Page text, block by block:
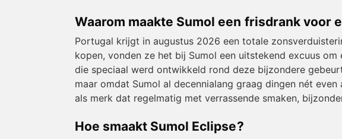
Waarom maakte Sumol een frisdrank voor
Portugal krijgt in augustus 2026 een totale
kopen, vonden ze het bij Sumol een uitstekend excuus
die speciaal werd ontwikkeld rond deze bijzondere
maar omdat Sumol al decennialang graag dingen nét
als merk dat regelmatig met verrassende smaken,
Hoe smaakt Sumol Eclipse?